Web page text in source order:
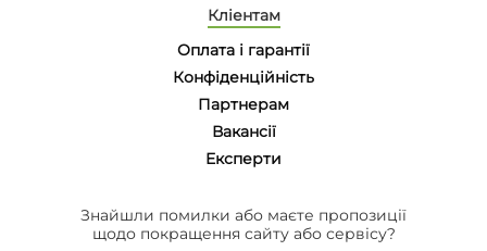
Кліентам
Оплата і гарантії
Конфіденційність
Партнерам
Вакансії
Eксперти
Знайшли помилки або маєте пропозиції
щодо покращення сайту або сервісу?